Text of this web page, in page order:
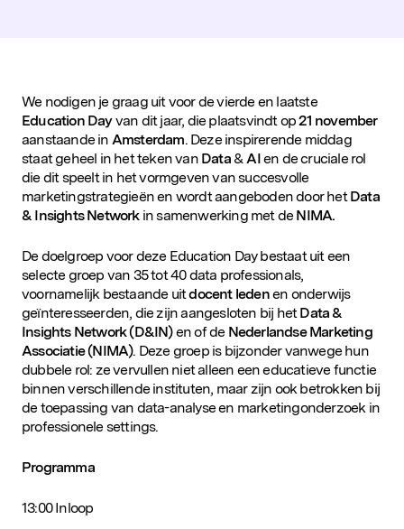
We nodigen je graag uit voor de vierde en laatste
Education Dayvan dit jaar, die plaatsvindt op21 november
aanstaande in Amsterdam. Deze inspirerende middag
staat geheel in het teken van Data &AIen de cruciale rol
die dit speelt in het vormgeven van succesvolle
marketingstrategieën en wordt aangeboden door hetData
& Insights Networkin samenwerking met deNIMA.
De doelgroep voor deze Education Day bestaat uit een
selecte groep van 35 tot 40 data professionals,
voornamelijk bestaande uitdocent ledenen onderwijs
geïnteresseerden, die zijn aangesloten bij hetData &
Insights Network (D&IN)en of de Nederlandse Marketing
Associatie (NIMA). Deze groep is bijzonder vanwege hun
dubbele rol: ze vervullen niet alleen een educatieve functie
binnen verschillende instituten, maar zijn ook betrokken bij
de toepassing van data-analyse en marketingonderzoek in
professionele settings.
Programma
13:00 Inloop